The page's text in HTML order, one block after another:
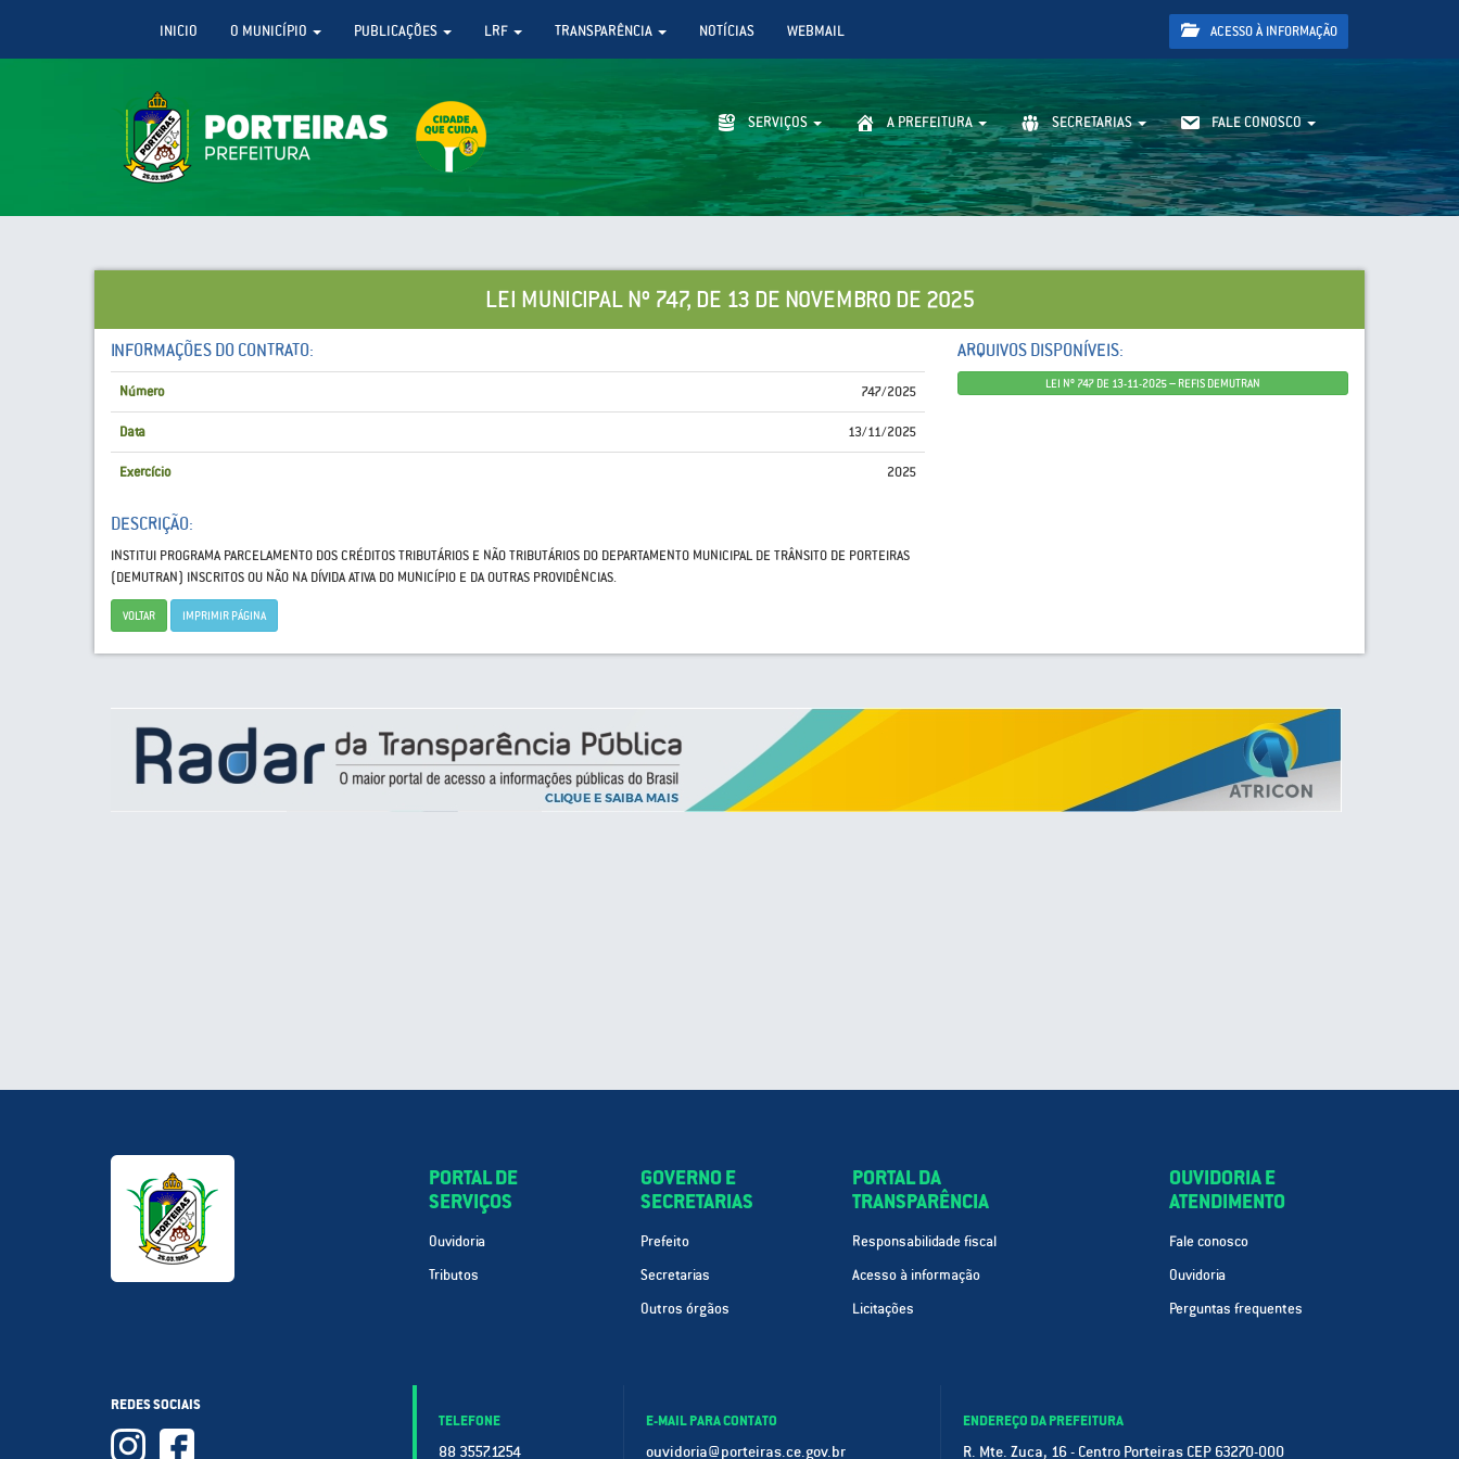
INICIO O MUNICÍPIO PUBLICAÇÕES LRF TRANSPARÊNCIA NOTÍCIAS WEBMAIL ACESSO À INFORMAÇÃO
SERVIÇOS A PREFEITURA SECRETARIAS FALE CONOSCO
LEI MUNICIPAL Nº 747, DE 13 DE NOVEMBRO DE 2025
INFORMAÇÕES DO CONTRATO:
Número 747/2025
Data 13/11/2025
Exercício 2025
DESCRIÇÃO:
INSTITUI PROGRAMA PARCELAMENTO DOS CRÉDITOS TRIBUTÁRIOS E NÃO TRIBUTÁRIOS DO DEPARTAMENTO MUNICIPAL DE TRÂNSITO DE PORTEIRAS
(DEMUTRAN) INSCRITOS OU NÃO NA DÍVIDA ATIVA DO MUNICÍPIO E DA OUTRAS PROVIDÊNCIAS.
VOLTAR IMPRIMIR PÁGINA
ARQUIVOS DISPONÍVEIS:
LEI Nº 747 DE 13-11-2025 – REFIS DEMUTRAN
PORTAL DE
SERVIÇOS
Ouvidoria
Tributos
GOVERNO E
SECRETARIAS
Prefeito
Secretarias
Outros órgãos
PORTAL DA
TRANSPARÊNCIA
Responsabilidade fiscal
Acesso à informação
Licitações
OUVIDORIA E
ATENDIMENTO
Fale conosco
Ouvidoria
Perguntas frequentes
REDES SOCIAIS
TELEFONE
88 3557.1254
E-MAIL PARA CONTATO
ouvidoria@porteiras.ce.gov.br
ENDEREÇO DA PREFEITURA
R. Mte. Zuca, 16 - Centro Porteiras CEP 63270-000